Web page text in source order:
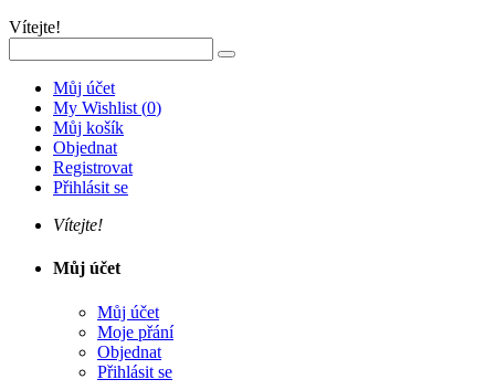
Vítejte!
Můj účet
My Wishlist (0)
Můj košík
Objednat
Registrovat
Přihlásit se
Vítejte!
Můj účet
Můj účet
Moje přání
Objednat
Přihlásit se